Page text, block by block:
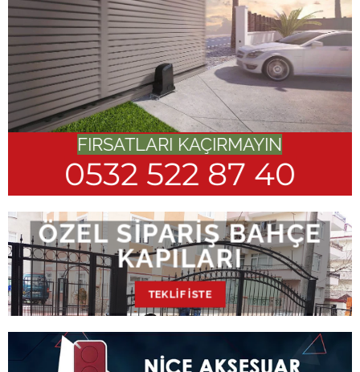
FIRSATLARI KAÇIRMAYIN
0532 522 87 40
ÖZEL SIPARIŞ BAHÇE
KAPILARI
TEKLIF İSTE